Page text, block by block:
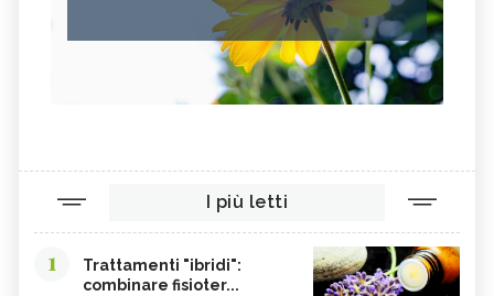
I più letti
1
Trattamenti "ibridi":
combinare fisioter...